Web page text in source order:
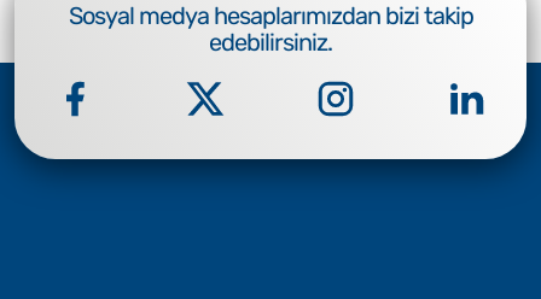
Sosyal medya hesaplarımızdan bizi takip
edebilirsiniz.